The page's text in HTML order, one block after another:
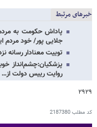
خبرهای مرتبط
پاداش حکومت به
جلایی پور/ خود مردم
توییت معنادار رسانه
پزشکیان:چشم‌انداز
روایت رییس دولت از…
۲۹۲۹
کد مطلب2187380